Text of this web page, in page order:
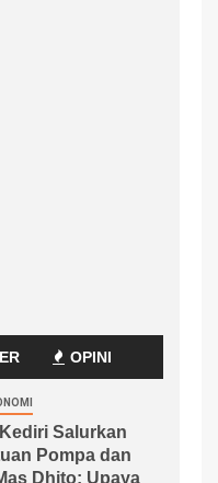
OPINI
Salurkan
Pompa dan
Dhito: Upaya